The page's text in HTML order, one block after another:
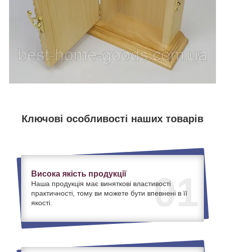
Ключові особливості наших товарів
01
Висока якість продукції
Наша продукція має виняткові властивості
практичності, тому ви можете бути впевнені в її
якості.